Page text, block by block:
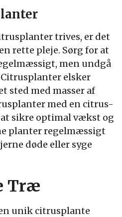
trives, er det
rette pleje. Sørg for at
men undgå
elsker
sted med masser af
med en citrus-
sikre optimal vækst og
planter regelmæssigt
døde eller syge
Træ
unik citrusplante